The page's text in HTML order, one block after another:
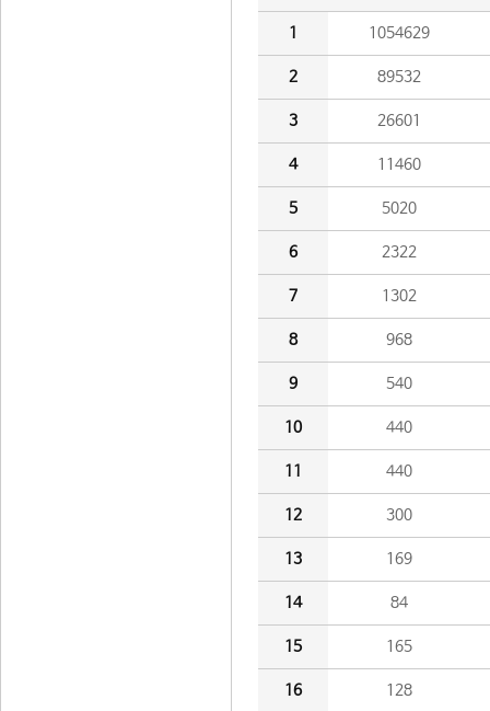
1 1054629
2 89532
3 26601
4 11460
5 5020
6 2322
7 1302
8 968
9 540
10 440
11 440
12 300
13 169
14 84
15 165
16 128